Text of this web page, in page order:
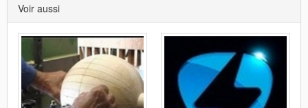
Voir aussi